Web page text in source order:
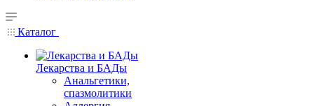
Каталог
Лекарства и БАДы
Анальгетики,
спазмолитики